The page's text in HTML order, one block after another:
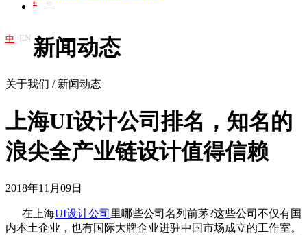
中 EN
中 EN 新闻动态
关于我们 / 新闻动态
上海UI设计公司排名，知名的
浪尖全产业链设计值得信赖
2018年11月09日
在上海UI设计公司 里哪些公司名列前茅?这些公司不仅有国
内本土企业，也有国际大牌企业进驻中国市场成立的工作室。